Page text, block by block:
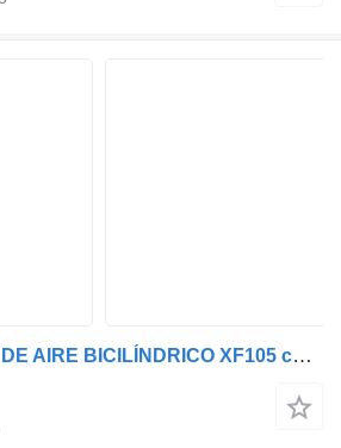
DAF COMPRESOR DE AIRE BICILÍNDRICO XF105 compresor neumático